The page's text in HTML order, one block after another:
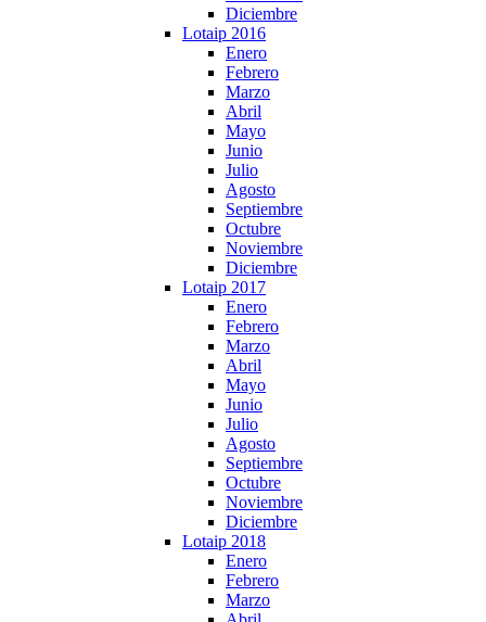
Diciembre
Lotaip 2016
Enero
Febrero
Marzo
Abril
Mayo
Junio
Julio
Agosto
Septiembre
Octubre
Noviembre
Diciembre
Lotaip 2017
Enero
Febrero
Marzo
Abril
Mayo
Junio
Julio
Agosto
Septiembre
Octubre
Noviembre
Diciembre
Lotaip 2018
Enero
Febrero
Marzo